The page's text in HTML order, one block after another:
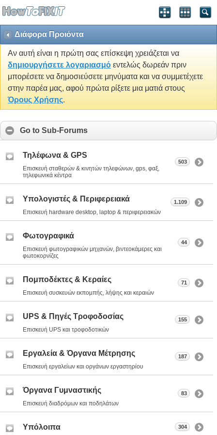
Διάφορα Προιόντα
Αν αυτή είναι η πρώτη σας επίσκεψη χρειάζεται να
δημιουργήσετε λογαριασμό εντελώς δωρεάν πριν
μπορέσετε να δημοσιεύσετε μηνύματα και να συμμετέχετε
στην παρέα μας, αφού πρώτα ρίξετε μια ματιά στους
Όρους Χρήσης.
Go to Sub-Forums
Τηλέφωνα & GPS
Επισκευή σταθερών & κινητών τηλεφώνων, gps, φαξ,
τηλεφωνικά κέντρα
503
Υπολογιστές & Περιφερειακά
Επισκευή hardware desktop, laptop & περιφερειακών
1.109
Φωτογραφικά
Επισκευή φωτογραφικών μηχανών, βιντεοκάμερες και
φωτοκορνίζες
44
Πομποδέκτες & Κεραίες
Επισκευή συσκευών εκπομπής, λήψης και κεραιών
71
UPS & Πηγές Τροφοδοσίας
Επισκευή UPS και τροφοδοτικών
155
Εργαλεία & Όργανα Μέτρησης
Επισκευή εργαλείων και οργάνων εργαστηρίου
187
Όργανα Γυμναστικής
Επισκευή διαδρόμων και ποδηλάτων
83
Υπόλοιπα 304